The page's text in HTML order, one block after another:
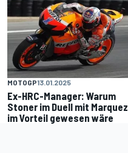
MOTOGP13.01.2025
Ex-HRC-Manager: Warum
Stoner im Duell mit Marquez
im Vorteil gewesen wäre